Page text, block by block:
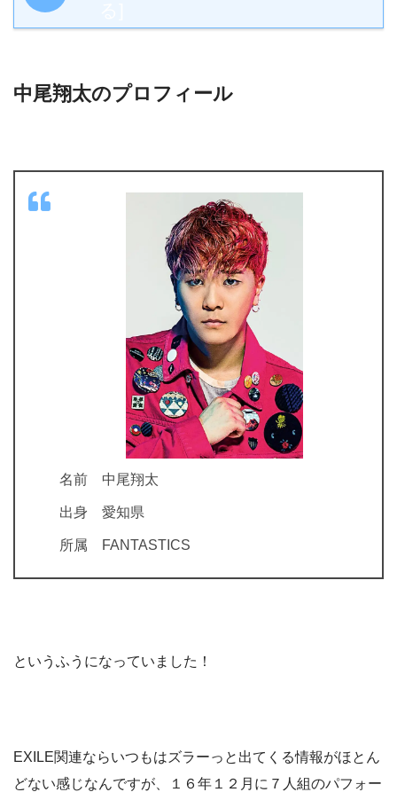
中尾翔太のプロフィール
名前 中尾翔太
出身 愛知県
所属 FANTASTICS
というふうになっていました！
EXILE関連ならいつもはズラーっと出てくる情報がほとん
どない感じなんですが、１６年１２月に７人組のパフォー